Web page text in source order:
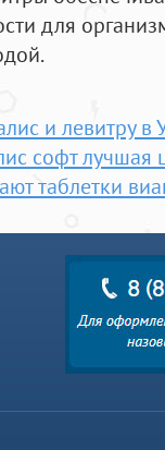
для
и левитру в
софт лучшая
таблетки